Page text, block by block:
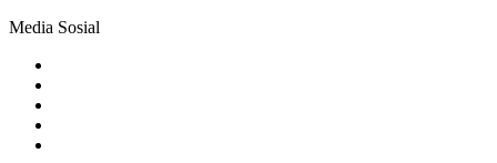
Media Sosial